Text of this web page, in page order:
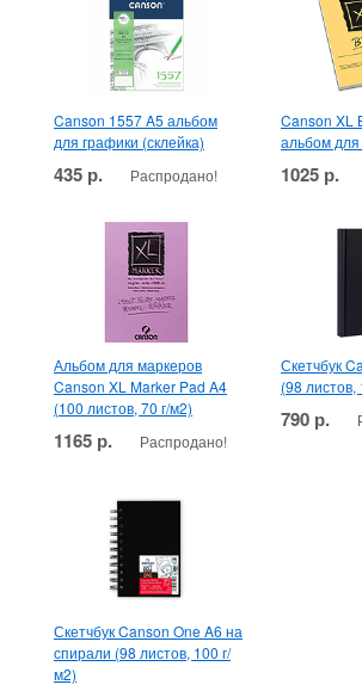
Canson 1557 A5 альбом
для графики (склейка)
435 р. Распродано!
Canson XL
альбом
1025 р.
Альбом для маркеров
Canson XL Marker Pad A4
(100 листов, 70 г/м2)
1165 р. Распродано!
Скетчбук
(98 листов,
790 р.
Скетчбук Canson One A6 на
спирали (98 листов, 100 г/
м2)